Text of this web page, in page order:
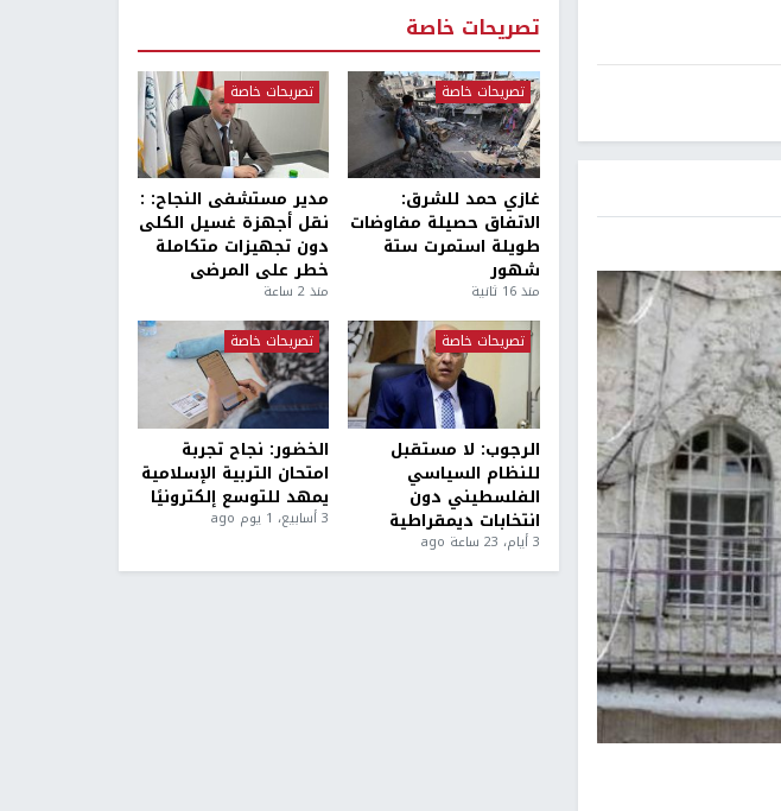
تصريحات خاصة
تصريحات خاصة
غازي حمد للشرق:
الاتفاق حصيلة مفاوضات
طويلة استمرت ستة
شهور
منذ 16 ثانية
تصريحات خاصة
مدير مستشفى النجاح: :
نقل أجهزة غسيل الكلى
دون تجهيزات متكاملة
خطر على المرضى
منذ 2 ساعة
تصريحات خاصة
الرجوب: لا مستقبل
للنظام السياسي
الفلسطيني دون
انتخابات ديمقراطية
3 أيام، 23 ساعة ago
تصريحات خاصة
الخضور: نجاح تجربة
امتحان التربية الإسلامية
يمهد للتوسع إلكترونيًا
3 أسابيع، 1 يوم ago